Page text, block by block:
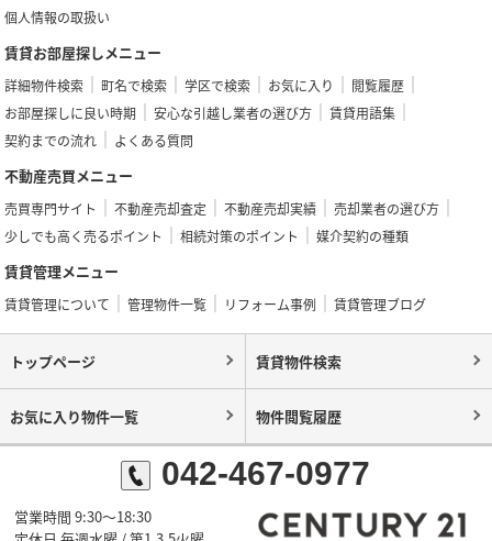
個人情報の取扱い
賃貸お部屋探しメニュー
詳細物件検索 町名で検索 学区で検索 お気に入り
閲覧履歴
お部屋探しに良い時期
安心な引越し業者の選び方
賃貸用語集
契約までの流れ
よくある質問
不動産売買メニュー
売買専門サイト 不動産売却査定 不動産売却実績
売却業者の選び方
少しでも高く売るポイント
相続対策のポイント 媒介契約の種類
賃貸管理メニュー
賃貸管理について 管理物件一覧 リフォーム事例 賃貸管理ブログ
トップページ 賃貸物件検索
お気に入り物件一覧 物件閲覧履歴
042-467-0977
営業時間 9:30～18:30